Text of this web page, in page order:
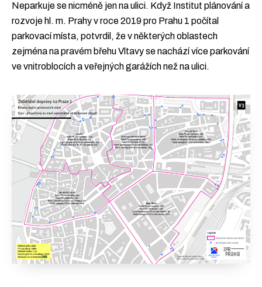
Neparkuje se nicméně jen na ulici. Když Institut plánování a
rozvoje hl. m. Prahy v roce 2019 pro Prahu 1 počítal
parkovací místa, potvrdil, že v některých oblastech
zejména na pravém břehu Vltavy se nachází více parkování
ve vnitroblocích a veřejných garážích než na ulici.